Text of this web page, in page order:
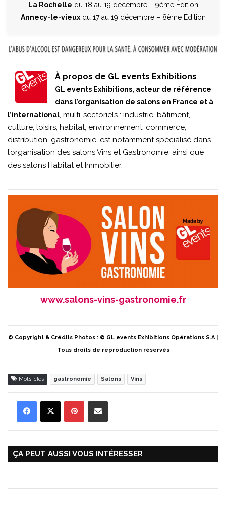
La Rochelle du 18 au 19 décembre – 9ème Édition
Annecy-le-vieuxdu 17 au 19 décembre – 8ème Édition
À propos de GL events Exhibitions
GL events Exhibitions, acteur de référence
dans l’organisation de salons en France et à
l’international, multi-sectoriels : industrie, bâtiment,
culture, loisirs, habitat, environnement, commerce,
distribution, gastronomie, est notamment spécialisé dans
l’organisation des salons Vins et Gastronomie, ainsi que
des salons Habitat et Immobilier.
www.salons-vins-gastronomie.fr
© Copyright & Crédits Photos : © GL events Exhibitions Opérations S.A |
Tous droits de reproduction réservés
Mots-clés gastronomie Salons Vins
ÇA PEUT AUSSI VOUS INTÉRESSER